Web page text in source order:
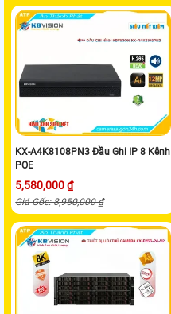
KX-A4K8108PN3 Đầu Ghi IP 8 Kênh
POE
5,580,000 ₫
Giá Gốc: 8,950,000 ₫